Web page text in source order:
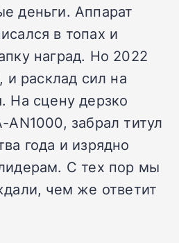
деньги. Аппарат
в топах и
наград. Но 2022
и расклад сил на
На сцену дерзко
AN1000, забрал титул
года и изрядно
С тех пор мы
чем же ответит